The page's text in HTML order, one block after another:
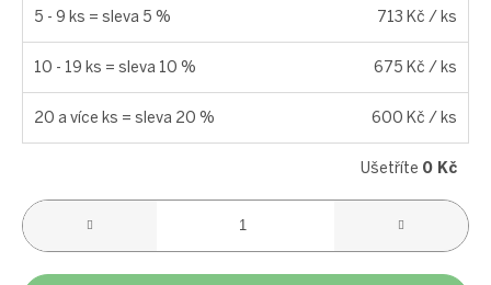
5 - 9 ks = sleva 5 % 713 Kč / ks
10 - 19 ks = sleva 10 % 675 Kč / ks
20 a více ks = sleva 20 % 600 Kč / ks
Ušetříte 0 Kč